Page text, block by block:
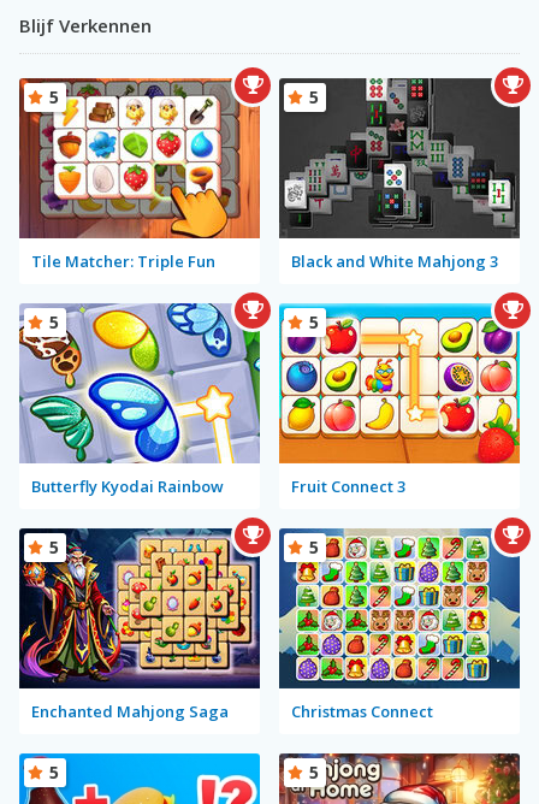
Blijf Verkennen
Tile Matcher: Triple Fun
5
Black and White Mahjong 3
5
Butterfly Kyodai Rainbow
5
Fruit Connect 3
5
Enchanted Mahjong Saga
5
Christmas Connect
5
5 5